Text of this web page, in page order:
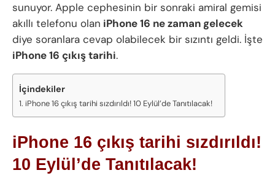
sunuyor. Apple cephesinin bir sonraki amiral gemisi
akıllı telefonu olan iPhone 16 ne zaman gelecek
diye soranlara cevap olabilecek bir sızıntı geldi. İşte
iPhone 16 çıkış tarihi.
İçindekiler
iPhone 16 çıkış tarihi sızdırıldı! 10 Eylül’de Tanıtılacak!
iPhone 16 çıkış tarihi sızdırıldı!
10 Eylül’de Tanıtılacak!